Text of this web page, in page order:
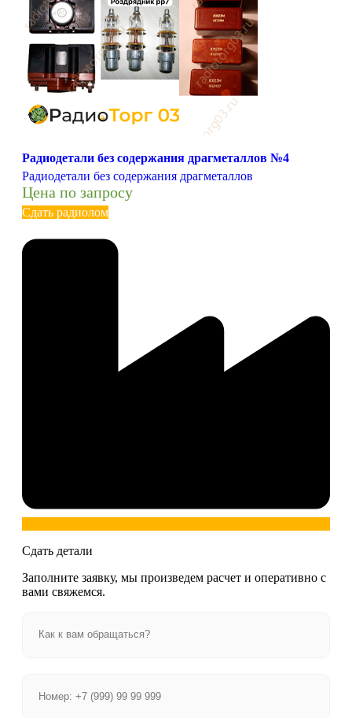
Радиодетали без содержания драгметаллов №4
Радиодетали без содержания драгметаллов
Цена по запросу
Сдать радиолом
Сдать детали
Заполните заявку, мы произведем расчет и оперативно с
вами свяжемся.